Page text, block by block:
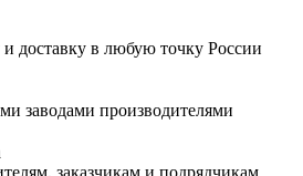
доставку в любую точку России
заводами производителями